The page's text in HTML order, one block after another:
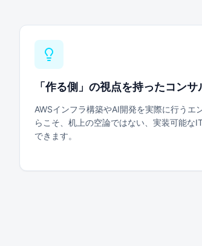
「作る側」の視点を持ったコン
AWSインフラ構築やAI開発を実際に行うエ
らこそ、机上の空論ではない、実装可能な
できます。